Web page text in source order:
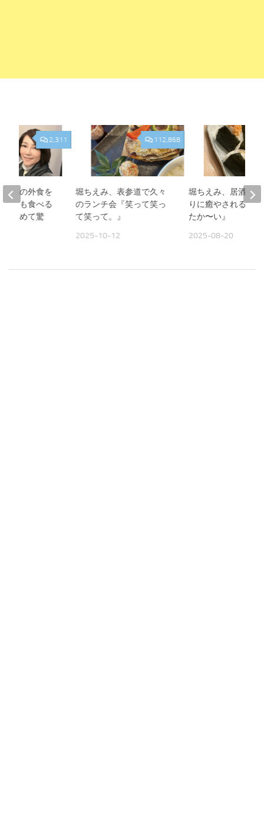
112,868
堀ちえみ、表参道で久々
のランチ会『笑って笑っ
て笑って。』
2025-10-12
堀ちえみ、居酒屋
りに癒やされる夜
たか〜い』
2025-08-20
2,311
夫との外食を
よりも食べる
て改めて驚